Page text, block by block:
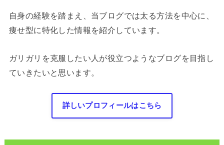
自身の経験を踏まえ、当ブログでは太る方法を中心に、
痩せ型に特化した情報を紹介しています。
ガリガリを克服したい人が役立つようなブログを目指し
ていきたいと思います。
詳しいプロフィールはこちら